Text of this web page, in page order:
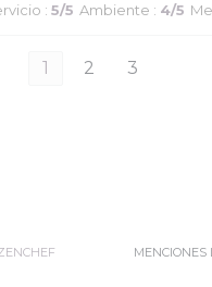
: 5/5 Ambiente : 4/5
1 2 3
((ABRE EN UNA NUEVA
MENCIONES